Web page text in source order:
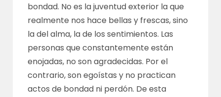
bondad. No es la juventud exterior la que
realmente nos hace bellas y frescas, sino
la del alma, la de los sentimientos. Las
personas que constantemente están
enojadas, no son agradecidas. Por el
contrario, son egoístas y no practican
actos de bondad ni perdón. De esta